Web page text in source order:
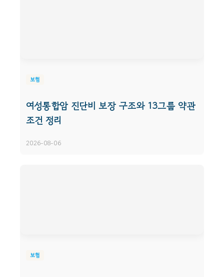
보험
여성통합암 진단비 보장 구조와 13그룹 약관
조건 정리
2026-08-06
보험